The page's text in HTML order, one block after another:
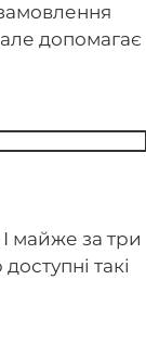
допомагає
майже за три
такі